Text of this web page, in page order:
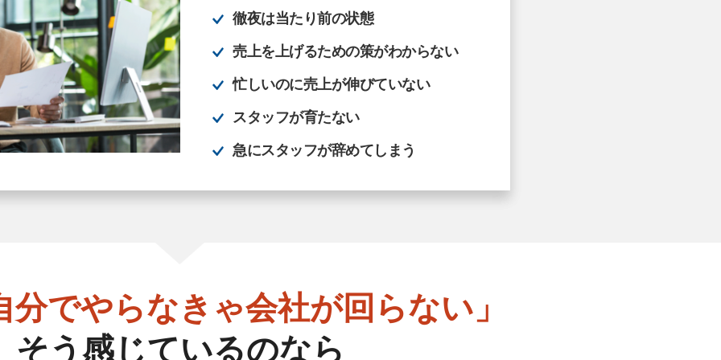
徹夜は当たり前の状態
売上を上げるための策がわからない
忙しいのに売上が伸びていない
スタッフが育たない
急にスタッフが辞めてしまう
分でやらなきゃ会社が回らない」
そう感じているのなら